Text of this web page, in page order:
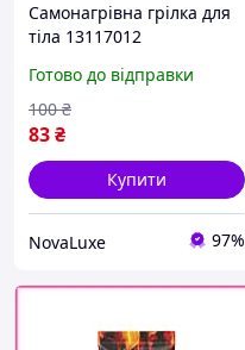
Самонагрівна грілка для
тіла 13117012
Готово до відправки
83₴
100 ₴
Купити
NovaLuxe 97%